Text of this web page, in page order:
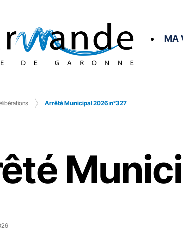
MA
Arrêté Municipal 2026 n°327